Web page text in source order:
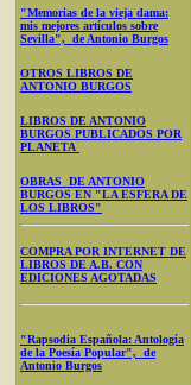
"Memorias de la vieja dama:
mis mejores artículos sobre
Sevilla", de Antonio Burgos
OTROS LIBROS DE
ANTONIO BURGOS
LIBROS DE ANTONIO
BURGOS PUBLICADOS POR
PLANETA
OBRAS DE ANTONIO
BURGOS EN "LA ESFERA DE
LOS LIBROS"
COMPRA POR INTERNET DE
LIBROS DE A.B. CON
EDICIONES AGOTADAS
"Rapsodia Española: Antología
de la Poesía Popular", de
Antonio Burgos